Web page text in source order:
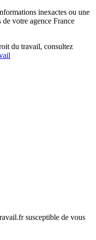
inexactes ou une
de votre agence France
du travail, consultez
susceptible de vous